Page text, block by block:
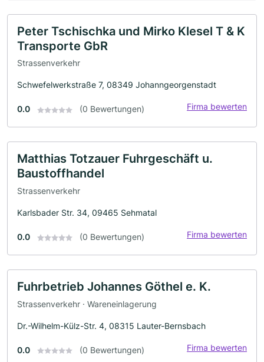
Peter Tschischka und Mirko Klesel T & K
Transporte GbR
Strassenverkehr
Schwefelwerkstraße 7, 08349 Johanngeorgenstadt
0.0 (0 Bewertungen) Firma bewerten
Matthias Totzauer Fuhrgeschäft u.
Baustoffhandel
Strassenverkehr
Karlsbader Str. 34, 09465 Sehmatal
0.0 (0 Bewertungen) Firma bewerten
Fuhrbetrieb Johannes Göthel e. K.
Strassenverkehr · Wareneinlagerung
Dr.-Wilhelm-Külz-Str. 4, 08315 Lauter-Bernsbach
0.0 (0 Bewertungen) Firma bewerten